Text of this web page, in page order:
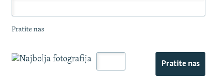
Pratite nas
Pratite nas